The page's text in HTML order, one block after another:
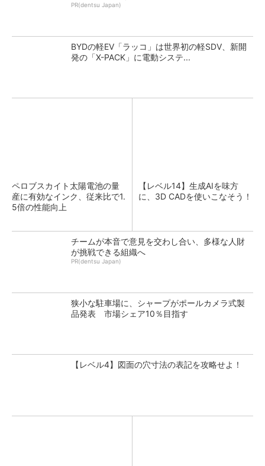
PR(dentsu Japan)
BYDの軽EV「ラッコ」は世界初の軽SDV、新開
発の「X-PACK」に電動システ...
ペロブスカイト太陽電池の量
産に有効なインク、従来比で1.
5倍の性能向上
【レベル14】生成AIを味方
に、3D CADを使いこなそう！
チームが本音で意見を交わし合い、多様な人財
が挑戦できる組織へ
PR(dentsu Japan)
狭小な駐車場に、シャープがポールカメラ式製
品発表 市場シェア10％目指す
【レベル4】図面の穴寸法の表記を攻略せよ！